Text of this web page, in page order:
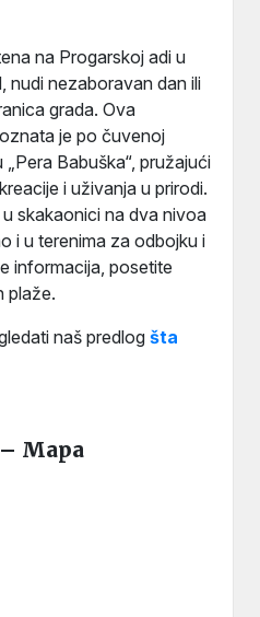
na Progarskoj adi u
nudi nezaboravan dan ili
grada. Ova
je po čuvenoj
Babuška“, pružajući
i uživanja u prirodi.
skakaonici na dva nivoa
i u terenima za odbojku i
informacija, posetite
plaže.
naš predlog šta
Mapa